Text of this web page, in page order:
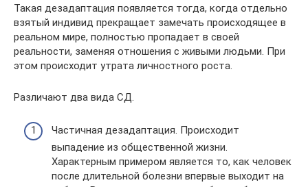
Такая дезадаптация появляется тогда, когда отдельно
взятый индивид прекращает замечать происходящее в
реальном мире, полностью пропадает в своей
реальности, заменяя отношения с живыми людьми. При
этом происходит утрата личностного роста.
Различают два вида СД.
Частичная дезадаптация. Происходит
выпадение из общественной жизни.
Характерным примером является то, как человек
после длительной болезни впервые выходит на